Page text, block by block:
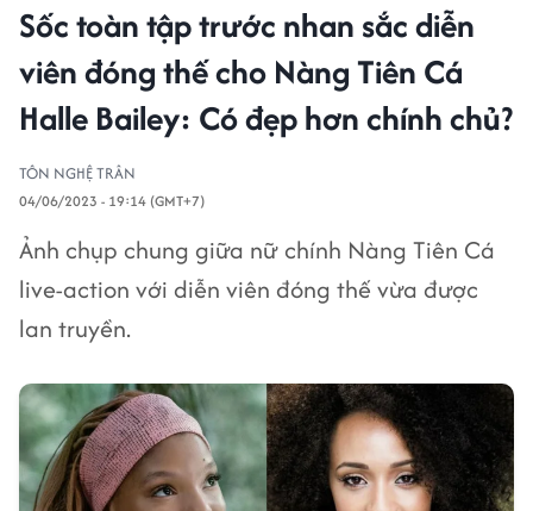
Sốc toàn tập trước nhan sắc diễn
viên đóng thế cho Nàng Tiên Cá
Halle Bailey: Có đẹp hơn chính chủ?
TÔN NGHỆ TRÂN
04/06/2023 - 19:14 (GMT+7)
Ảnh chụp chung giữa nữ chính Nàng Tiên Cá
live-action với diễn viên đóng thế vừa được
lan truyền.